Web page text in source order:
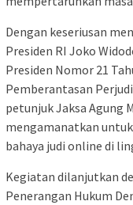
Dengan keseriusan
Presiden RI Joko
Presiden Nomor 21
Pemberantasan
petunjuk Jaksa Agung
mengamanatkan
bahaya judi online di
Kegiatan dilanjutkan
Penerangan Hukum